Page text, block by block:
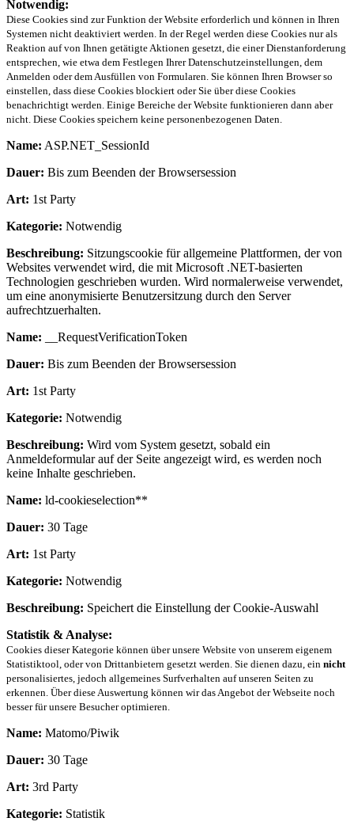
Notwendig:
Diese Cookies sind zur Funktion der Website erforderlich und können in Ihren
Systemen nicht deaktiviert werden. In der Regel werden diese Cookies nur als
Reaktion auf von Ihnen getätigte Aktionen gesetzt, die einer Dienstanforderung
entsprechen, wie etwa dem Festlegen Ihrer Datenschutzeinstellungen, dem
Anmelden oder dem Ausfüllen von Formularen. Sie können Ihren Browser so
einstellen, dass diese Cookies blockiert oder Sie über diese Cookies
benachrichtigt werden. Einige Bereiche der Website funktionieren dann aber
nicht. Diese Cookies speichern keine personenbezogenen Daten.
Name: ASP.NET_SessionId
Dauer: Bis zum Beenden der Browsersession
Art: 1st Party
Kategorie: Notwendig
Beschreibung: Sitzungscookie für allgemeine Plattformen, der von
Websites verwendet wird, die mit Microsoft .NET-basierten
Technologien geschrieben wurden. Wird normalerweise verwendet,
um eine anonymisierte Benutzersitzung durch den Server
aufrechtzuerhalten.
Name: __RequestVerificationToken
Dauer: Bis zum Beenden der Browsersession
Art: 1st Party
Kategorie: Notwendig
Beschreibung: Wird vom System gesetzt, sobald ein
Anmeldeformular auf der Seite angezeigt wird, es werden noch
keine Inhalte geschrieben.
Name: ld-cookieselection**
Dauer: 30 Tage
Art: 1st Party
Kategorie: Notwendig
Beschreibung: Speichert die Einstellung der Cookie-Auswahl
Statistik & Analyse:
Cookies dieser Kategorie können über unsere Website von unserem eigenem
Statistiktool, oder von Drittanbietern gesetzt werden. Sie dienen dazu, ein nicht
personalisiertes, jedoch allgemeines Surfverhalten auf unseren Seiten zu
erkennen. Über diese Auswertung können wir das Angebot der Webseite noch
besser für unsere Besucher optimieren.
Name: Matomo/Piwik
Dauer: 30 Tage
Art: 3rd Party
Kategorie: Statistik